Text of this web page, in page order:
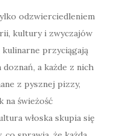
odzwierciedleniem
kultury i zwyczajów
kulinarne przyciągają
a każde z nich
z pysznej pizzy,
na świeżość
włoska skupia się